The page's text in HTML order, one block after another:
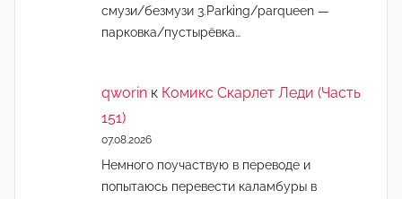
смузи/безмузи 3.Parking/parqueen —
парковка/пустырёвка…
qworin к Комикс Скарлет Леди (Часть
151)
07.08.2026
Немного поучаствую в переводе и
попытаюсь перевести каламбуры в